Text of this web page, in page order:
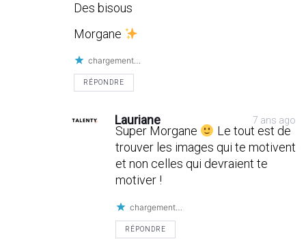
Des bisous
Morgane
chargement…
RÉPONDRE
Lauriane 7 ans ago
Super Morgane
Le tout est de
trouver les images qui te motivent
et non celles qui devraient te
motiver !
chargement…
RÉPONDRE